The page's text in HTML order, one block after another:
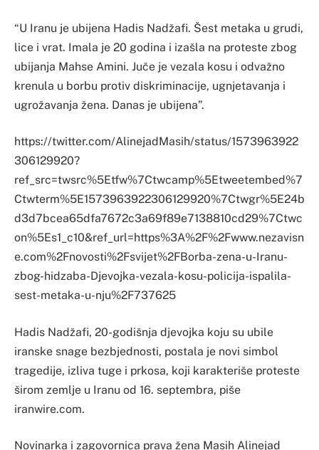
“U Iranu je ubijena Hadis Nadžafi. Šest metaka u grudi,
lice i vrat. Imala je 20 godina i izašla na proteste zbog
ubijanja Mahse Amini. Juče je vezala kosu i odvažno
krenula u borbu protiv diskriminacije, ugnjetavanja i
ugrožavanja žena. Danas je ubijena”.
https://twitter.com/AlinejadMasih/status/1573963922
306129920?
ref_src=twsrc%5Etfw%7Ctwcamp%5Etweetembed%7
Ctwterm%5E1573963922306129920%7Ctwgr%5E24b
d3d7bcea65dfa7672c3a69f89e7138810cd29%7Ctwc
on%5Es1_c10&ref_url=https%3A%2F%2Fwww.nezavisn
e.com%2Fnovosti%2Fsvijet%2FBorba-zena-u-Iranu-
zbog-hidzaba-Djevojka-vezala-kosu-policija-ispalila-
sest-metaka-u-nju%2F737625
Hadis Nadžafi, 20-godišnja djevojka koju su ubile
iranske snage bezbjednosti, postala je novi simbol
tragedije, izliva tuge i prkosa, koji karakteriše proteste
širom zemlje u Iranu od 16. septembra, piše
iranwire.com.
Novinarka i zagovornica prava žena Masih Alinejad